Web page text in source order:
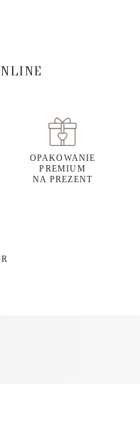
OPAKOWANIE
PREMIUM
NA PREZENT